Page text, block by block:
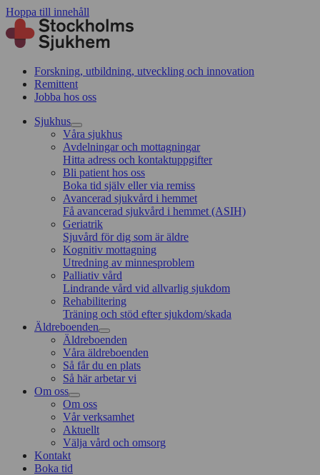
Hoppa till innehåll
Forskning, utbildning, utveckling och innovation
Remittent
Jobba hos oss
Sjukhus
Våra sjukhus
Avdelningar och mottagningar
Hitta adress och kontaktuppgifter
Bli patient hos oss
Boka tid själv eller via remiss
Avancerad sjukvård i hemmet
Få avancerad sjukvård i hemmet (ASIH)
Geriatrik
Sjuvård för dig som är äldre
Kognitiv mottagning
Utredning av minnesproblem
Palliativ vård
Lindrande vård vid allvarlig sjukdom
Rehabilitering
Träning och stöd efter sjukdom/skada
Äldreboenden
Äldreboenden
Våra äldreboenden
Så får du en plats
Så här arbetar vi
Om oss
Om oss
Vår verksamhet
Aktuellt
Välja vård och omsorg
Kontakt
Boka tid